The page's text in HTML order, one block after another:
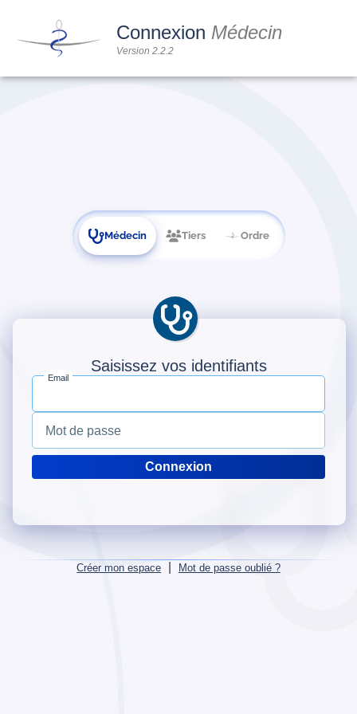
Connexion Médecin
Version 2.2.2
Médecin Tiers Ordre
Saisissez vos identifiants
Email
Mot de passe
Créer mon espace Mot de passe oublié ?